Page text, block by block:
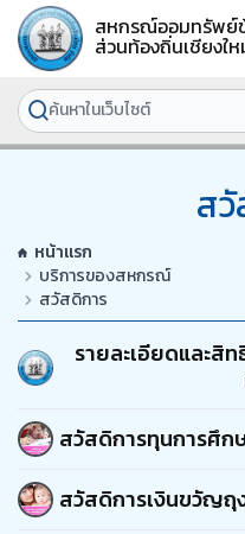
สหกรณ์ออมทรัพย์
ส่วนท้องถิ่นเชียงใ
ส
หน้าแรก
บริการของสหกรณ์
สวัสดิการ
รายละเอียดและสิ
สวัสดิการทุนการศึก
สวัสดิการเงินขวัญถุ